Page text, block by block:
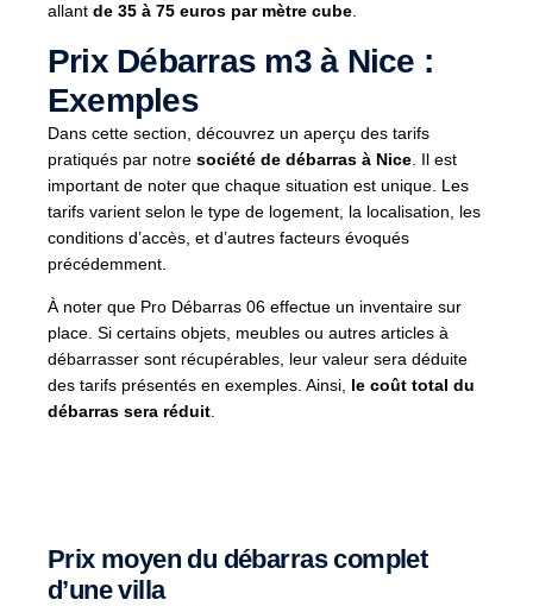
allant de 35 à 75 euros par mètre cube.
Prix Débarras m3 à Nice :
Exemples
Dans cette section, découvrez un aperçu des tarifs
pratiqués par notre société de débarras à Nice . Il est
important de noter que chaque situation est unique. Les
tarifs varient selon le type de logement, la localisation, les
conditions d’accès, et d’autres facteurs évoqués
précédemment.
À noter que Pro Débarras 06 effectue un inventaire sur
place. Si certains objets, meubles ou autres articles à
débarrasser sont récupérables, leur valeur sera déduite
des tarifs présentés en exemples. Ainsi, le coût total du
débarras sera réduit
Prix moyen du débarras complet
d’une villa